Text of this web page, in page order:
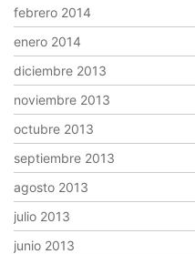
febrero 2014
enero 2014
diciembre 2013
noviembre 2013
octubre 2013
septiembre 2013
agosto 2013
julio 2013
junio 2013